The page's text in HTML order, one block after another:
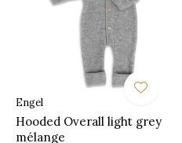
Engel
Hooded Overall light grey
mélange